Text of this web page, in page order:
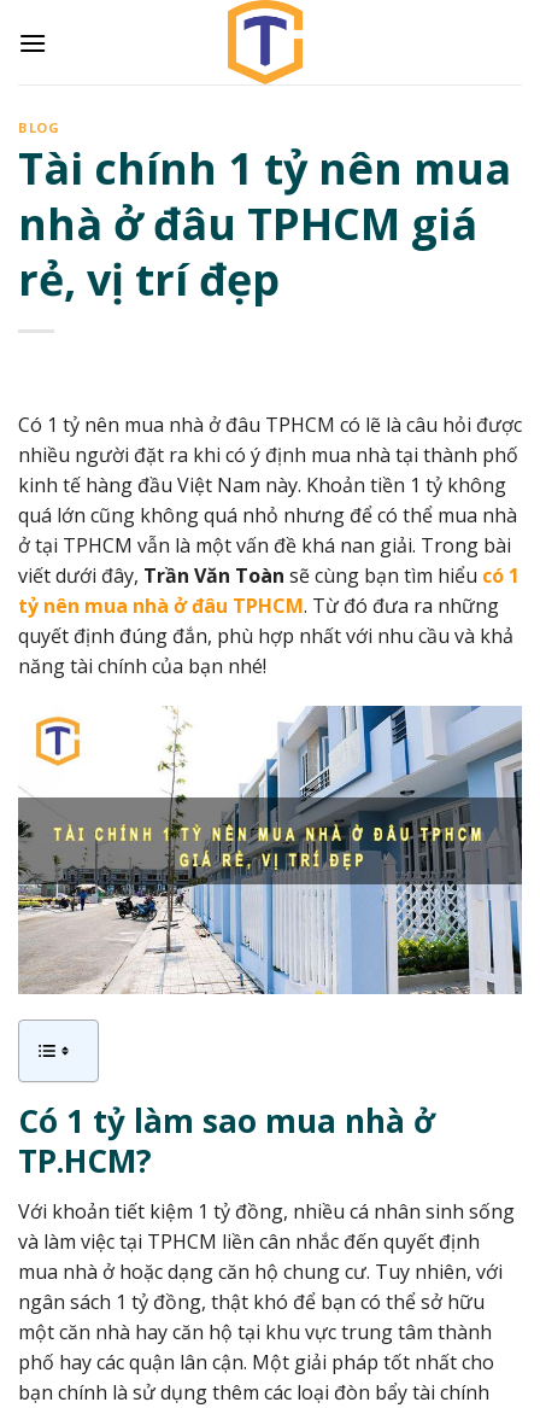
BLOG
Tài chính 1 tỷ nên mua
nhà ở đâu TPHCM giá
rẻ, vị trí đẹp
Có 1 tỷ nên mua nhà ở đâu TPHCM có lẽ là câu hỏi được
nhiều người đặt ra khi có ý định mua nhà tại thành phố
kinh tế hàng đầu Việt Nam này. Khoản tiền 1 tỷ không
quá lớn cũng không quá nhỏ nhưng để có thể mua nhà
ở tại TPHCM vẫn là một vấn đề khá nan giải. Trong bài
viết dưới đây, Trần Văn Toàn sẽ cùng bạn tìm hiểu có 1
tỷ nên mua nhà ở đâu TPHCM. Từ đó đưa ra những
quyết định đúng đắn, phù hợp nhất với nhu cầu và khả
năng tài chính của bạn nhé!
Có 1 tỷ làm sao mua nhà ở
TP.HCM?
Với khoản tiết kiệm 1 tỷ đồng, nhiều cá nhân sinh sống
và làm việc tại TPHCM liền cân nhắc đến quyết định
mua nhà ở hoặc dạng căn hộ chung cư. Tuy nhiên, với
ngân sách 1 tỷ đồng, thật khó để bạn có thể sở hữu
một căn nhà hay căn hộ tại khu vực trung tâm thành
phố hay các quận lân cận. Một giải pháp tốt nhất cho
bạn chính là sử dụng thêm các loại đòn bẩy tài chính